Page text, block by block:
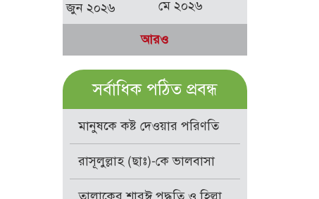
জুন ২০২৬ মে ২০২৬
আরও
সর্বাধিক পঠিত প্রবন্ধ
মানুষকে কষ্ট দেওয়ার পরিণতি
রাসূলুল্লাহ (ছাঃ)-কে ভালবাসা